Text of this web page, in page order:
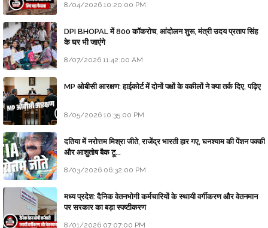
8/04/2026 10:20:00 PM
DPI BHOPAL में 800 कॉकरोच, आंदोलन शुरू, मंत्री उदय प्रताप सिंह
के घर भी जाएंगे
8/07/2026 11:42:00 AM
MP ओबीसी आरक्षण: हाईकोर्ट में दोनों पक्षों के वकीलों ने क्या तर्क दिए, पढ़िए
8/05/2026 10:35:00 PM
दतिया में नरोत्तम मिश्रा जीते, राजेंद्र भारती हार गए, घनश्याम की पेंशन पक्की
और आशुतोष बैक टू...
8/03/2026 06:32:00 PM
मध्य प्रदेश: दैनिक वेतनभोगी कर्मचारियों के स्थायी वर्गीकरण और वेतनमान
पर सरकार का बड़ा स्पष्टीकरण
8/01/2026 07:07:00 PM